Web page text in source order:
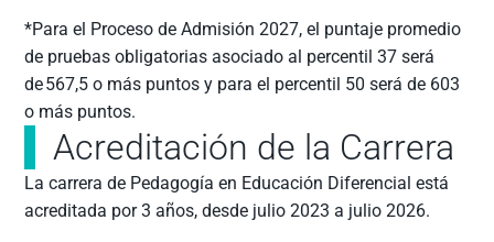
*Para el Proceso de Admisión 2027, el puntaje promedio
de pruebas obligatorias asociado al percentil 37 será
de 567,5 o más puntos y para el percentil 50 será de 603
o más puntos.
Acreditación de la Carrera
La carrera de Pedagogía en Educación Diferencial está
acreditada por 3 años, desde julio 2023 a julio 2026.